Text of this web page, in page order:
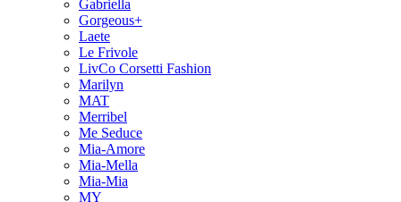
Gabriella
Gorgeous+
Laete
Le Frivole
LivCo Corsetti Fashion
Marilyn
MAT
Merribel
Me Seduce
Mia-Amore
Mia-Mella
Mia-Mia
MY